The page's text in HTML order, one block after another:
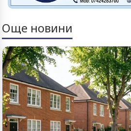
Още новини